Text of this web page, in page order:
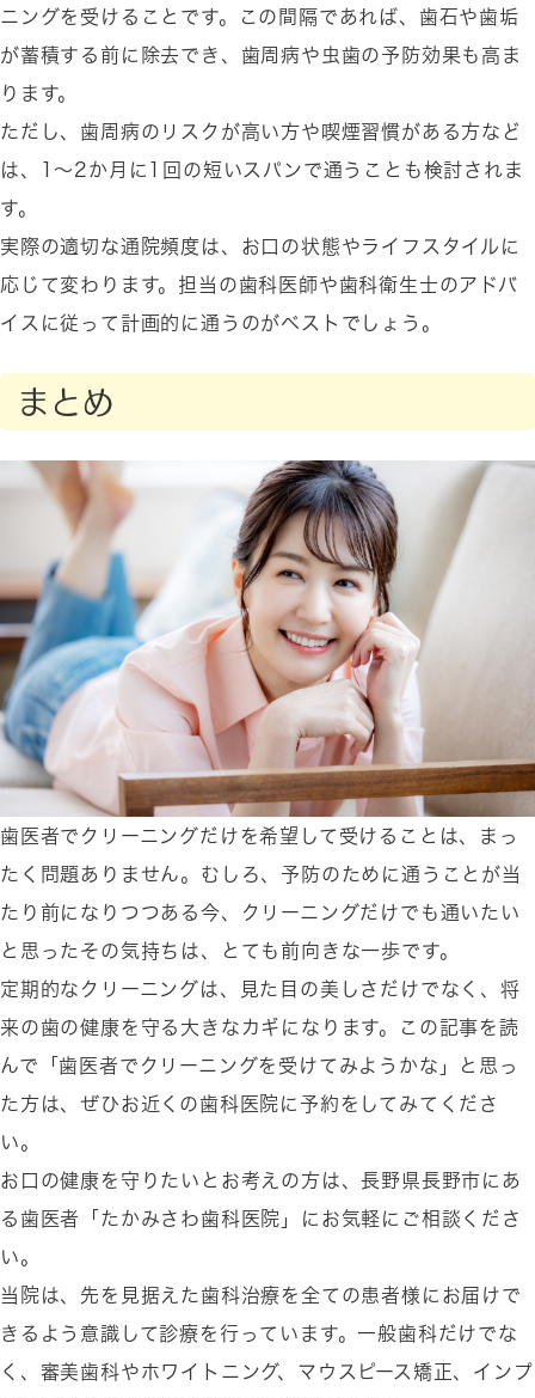
ニングを受けることです。この間隔であれば、歯石や歯垢
が蓄積する前に除去でき、歯周病や虫歯の予防効果も高ま
ります。
ただし、歯周病のリスクが高い方や喫煙習慣がある方など
は、1〜2か月に1回の短いスパンで通うことも検討されま
す。
実際の適切な通院頻度は、お口の状態やライフスタイルに
応じて変わります。担当の歯科医師や歯科衛生士のアドバ
イスに従って計画的に通うのがベストでしょう。
まとめ
歯医者でクリーニングだけを希望して受けることは、まっ
たく問題ありません。むしろ、予防のために通うことが当
たり前になりつつある今、クリーニングだけでも通いたい
と思ったその気持ちは、とても前向きな一歩です。
定期的なクリーニングは、見た目の美しさだけでなく、将
来の歯の健康を守る大きなカギになります。この記事を読
んで「歯医者でクリーニングを受けてみようかな」と思っ
た方は、ぜひお近くの歯科医院に予約をしてみてくださ
い。
お口の健康を守りたいとお考えの方は、長野県長野市にあ
る歯医者「たかみさわ歯科医院」にお気軽にご相談くださ
い。
当院は、先を見据えた歯科治療を全ての患者様にお届けで
きるよう意識して診療を行っています。一般歯科だけでな
く、審美歯科やホワイトニング、マウスピース矯正、インプ